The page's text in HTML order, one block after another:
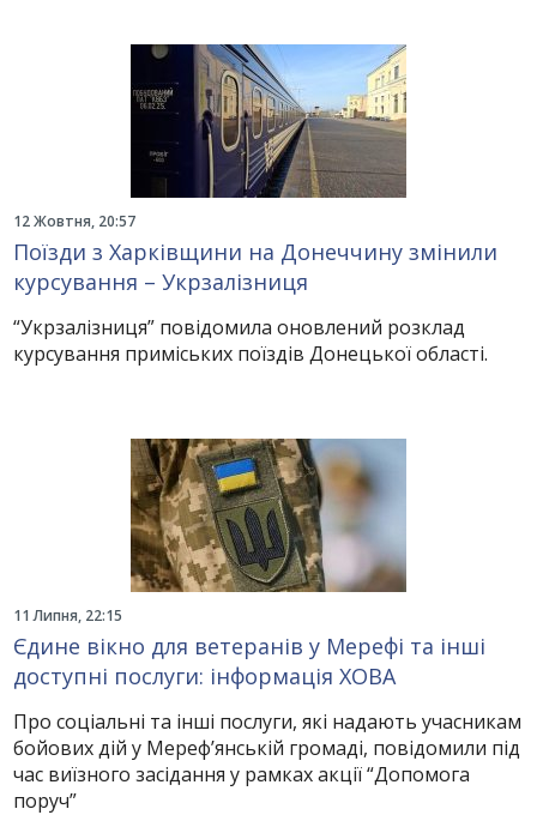
12 Жовтня, 20:57
Поїзди з Харківщини на Донеччину змінили
курсування – Укрзалізниця
“Укрзалізниця” повідомила оновлений розклад
курсування приміських поїздів Донецької області.
11 Липня, 22:15
Єдине вікно для ветеранів у Мерефі та інші
доступні послуги: інформація ХОВА
Про соціальні та інші послуги, які надають учасникам
бойових дій у Мереф’янській громаді, повідомили під
час виїзного засідання у рамках акції “Допомога
поруч”